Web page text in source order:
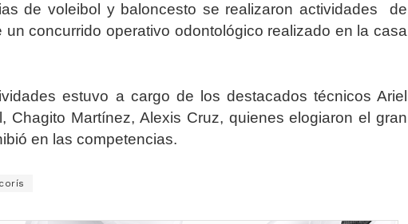
de voleibol y baloncesto se realizaron actividades de
concurrido operativo odontológico realizado en la casa
estuvo a cargo de los destacados técnicos Ariel
Chagito Martínez, Alexis Cruz, quienes elogiaron el gran
en las competencias.